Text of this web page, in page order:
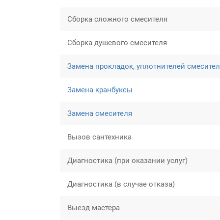
Сборка сложного смесителя
Сборка душевого смесителя
Замена прокладок, уплотнителей
Замена кранбуксы
Замена смесителя
Вызов сантехника
Диагностика (при оказании услуг)
Диагностика (в случае отказа)
Выезд мастера